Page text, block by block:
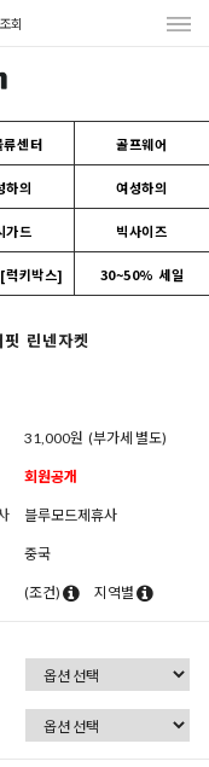
회
류센터 골프웨어
하의 여성하의
가드 빅사이즈
럭키박스] 30~50% 세일
린넨자켓
31,000원 (부가세 별도)
회원공개
블루모드제휴사
중국
(조건) 지역별